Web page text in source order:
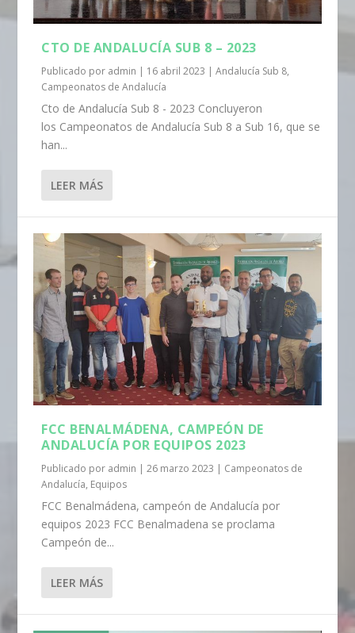
CTO DE ANDALUCÍA SUB 8 – 2023
Publicado por admin | 16 abril 2023 |Andalucía Sub 8,
Campeonatos de Andalucía
Cto de Andalucía Sub 8 - 2023 Concluyeron
los Campeonatos de Andalucía Sub 8 a Sub 16, que se
han...
LEER MÁS
FCC BENALMÁDENA, CAMPEÓN DE
ANDALUCÍA POR EQUIPOS 2023
Publicado por admin |26 marzo 2023 | Campeonatos de
Andalucía, Equipos
FCC Benalmádena, campeón de Andalucía por
equipos 2023 FCC Benalmadena se proclama
Campeón de...
LEER MÁS